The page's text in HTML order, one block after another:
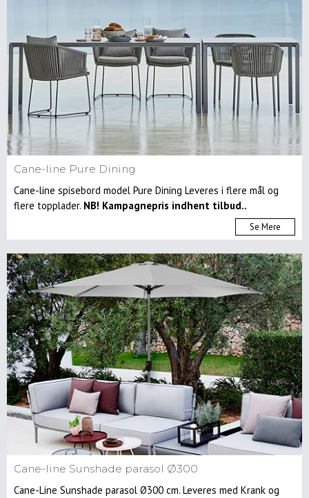
Cane-line Pure Dining
Cane-line spisebord model Pure Dining Leveres i flere mål og
flere topplader. NB! Kampagnepris indhent tilbud..
Se Mere
Cane-line Sunshade parasol Ø300
Cane-Line Sunshade parasol Ø300 cm. Leveres med Krank og